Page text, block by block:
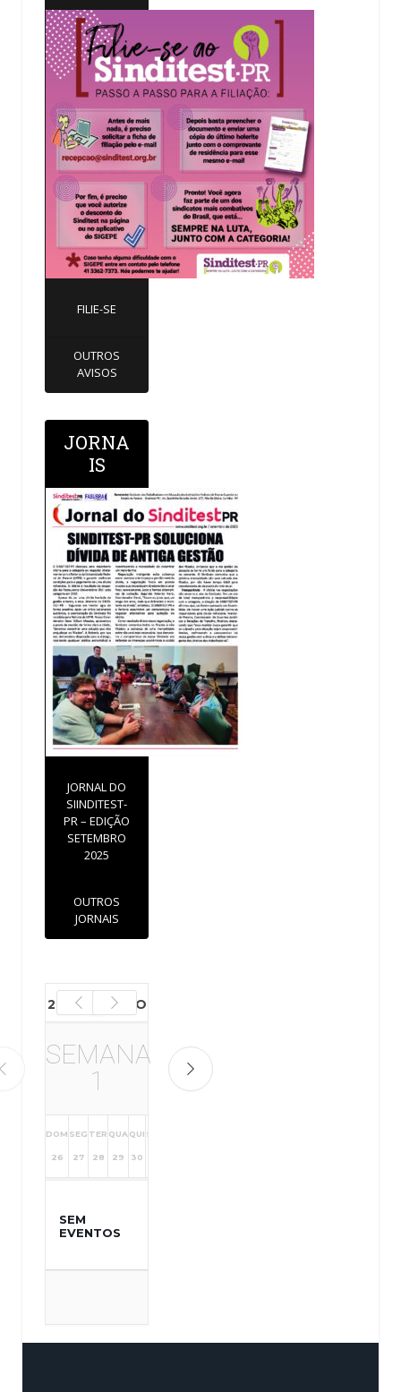
FILIE-SE
OUTROS
AVISOS
JORNA
IS
JORNAL DO
SIINDITEST-
PR – EDIÇÃO
SETEMBRO
2025
OUTROS
JORNAIS
2026 AGOSTO
SEMANA
1
DOM
26
SEG
27
TER
28
QUA
29
QUI
30
SEX
SEM
EVENTOS